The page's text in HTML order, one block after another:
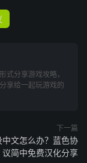
式分享游戏攻略，
享给一起玩游戏的
下一篇
文怎么办？蓝色协
议简中免费汉化分享